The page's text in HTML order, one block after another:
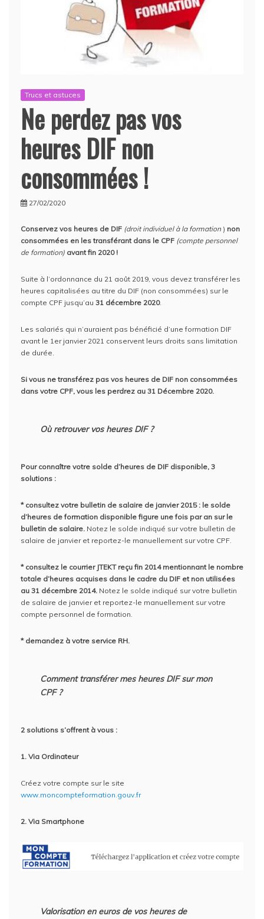
Trucs et astuces
Ne perdez pas vos
heures DIF non
consommées !
27/02/2020
Conservez vos heures de DIF (droit individuel à la formation) non
consommées en les transférant dans le CPF (compte personnel
de formation) avant fin 2020 !
Suite à l’ordonnance du 21 août 2019, vous devez transférer les
heures capitalisées au titre du DIF (non consommées) sur le
compte CPF jusqu’au 31 décembre 2020.
Les salariés qui n’auraient pas bénéficié d’une formation DIF
avant le 1er janvier 2021 conservent leurs droits sans limitation
de durée.
Si vous ne transférez pas vos heures de DIF non consommées
dans votre CPF, vous les perdrez au 31 Décembre 2020.
Où retrouver vos heures DIF ?
Pour connaître votre solde d’heures de DIF disponible, 3
solutions :
* consultez votre bulletin de salaire de janvier 2015 : le solde
d’heures de formation disponible figure une fois par an sur le
bulletin de salaire. Notez le solde indiqué sur votre bulletin de
salaire de janvier et reportez-le manuellement sur votre CPF.
* consultez le courrier JTEKT reçu fin 2014 mentionnant le nombre
totale d’heures acquises dans le cadre du DIF et non utilisées
au 31 décembre 2014. Notez le solde indiqué sur votre bulletin
de salaire de janvier et reportez-le manuellement sur votre
compte personnel de formation.
* demandez à votre service RH.
Comment transférer mes heures DIF sur mon
CPF ?
2 solutions s’offrent à vous :
1. Via Ordinateur
Créez votre compte sur le site
www.moncompteformation.gouv.fr
2. Via Smartphone
Valorisation en euros de vos heures de